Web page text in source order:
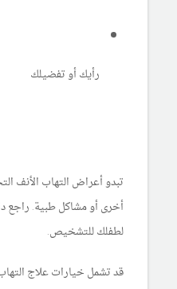
رأيك أو تفضيلك
تبدو أعراض التهاب الأنف
أخرى أو مشاكل طبية. راجع
لطفلك للتشخيص.
قد تشمل خيارات علاج